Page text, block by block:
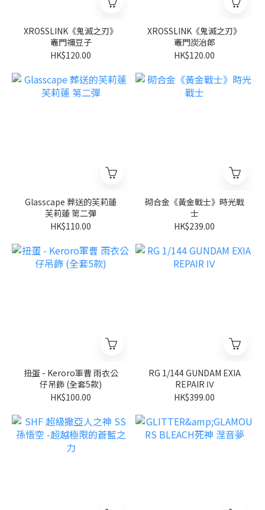
XROSSLINK《鬼滅之刃》
竈門禰豆子
HK$120.00
XROSSLINK《鬼滅之刃》
竈門炭治郎
HK$120.00
Glasscape 葬送的芙莉蓮
芙莉蓮 第二彈
HK$110.00
砌合金《黃金戰士》時光戰
士
HK$239.00
扭蛋 - Keroro軍曹 雨衣公
仔吊飾 (全套5款)
HK$100.00
RG 1/144 GUNDAM EXIA
REPAIR Ⅳ
HK$399.00